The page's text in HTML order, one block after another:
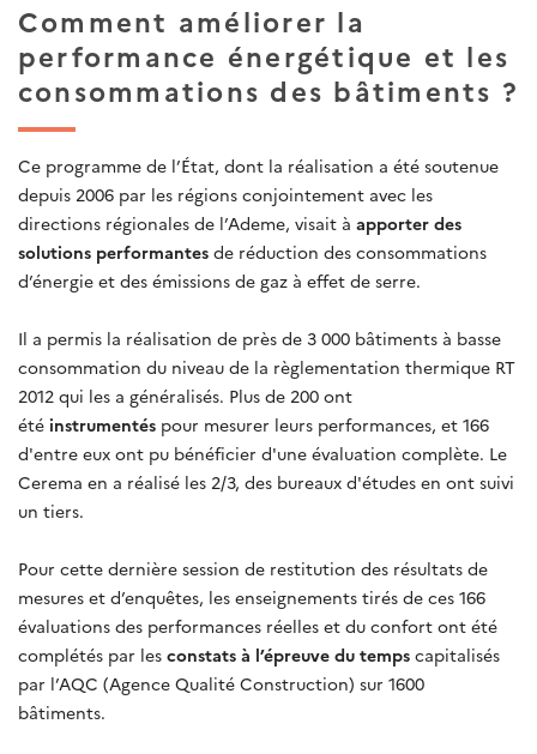
Comment améliorer la
performance énergétique et les
consommations des bâtiments ?
Ce programme de l’État, dont la réalisation a été soutenue
depuis 2006 par les régions conjointement avec les
directions régionales de l’Ademe, visait à apporter des
solutions performantes de réduction des consommations
d’énergie et des émissions de gaz à effet de serre.
Il a permis la réalisation de près de 3 000 bâtiments à basse
consommation du niveau de la règlementation thermique RT
2012 qui les a généralisés. Plus de 200 ont
été instrumentés pour mesurer leurs performances, et 166
d'entre eux ont pu bénéficier d'une évaluation complète. Le
Cerema en a réalisé les 2/3, des bureaux d'études en ont suivi
un tiers.
Pour cette dernière session de restitution des résultats de
mesures et d’enquêtes, les enseignements tirés de ces 166
évaluations des performances réelles et du confort ont été
complétés par les constats à l’épreuve du temps capitalisés
par l’AQC (Agence Qualité Construction) sur 1600
bâtiments.